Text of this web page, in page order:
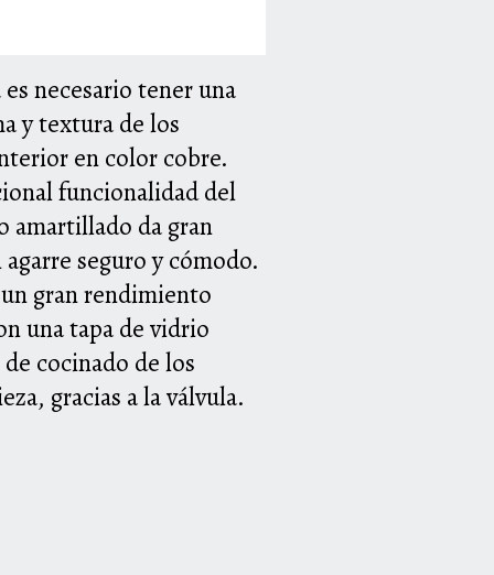
necesario tener una
y textura de los
en color cobre.
funcionalidad del
amartillado da gran
seguro y cómodo.
gran rendimiento
una tapa de vidrio
cocinado de los
gracias a la válvula.